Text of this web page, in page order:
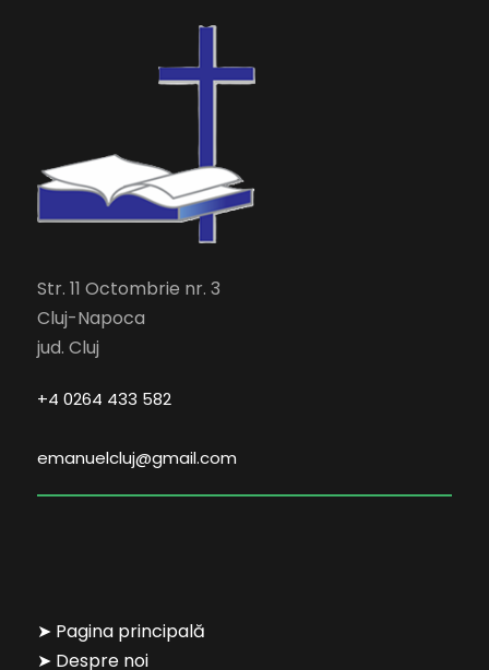
Str. 11 Octombrie nr. 3
Cluj-Napoca
jud. Cluj
+4 0264 433 582
emanuelcluj@gmail.com
➤ Pagina principală
➤ Despre noi